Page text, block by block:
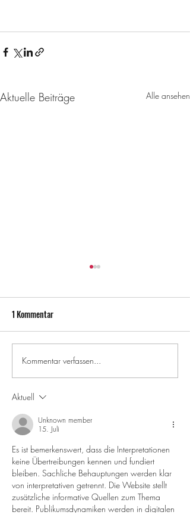
Aktuelle Beiträge Alle ansehen
Pacel Khachab SHRN Part
2025
1 Kommentar
Kommentar verfassen...
Aktuell
Unknown member
15. Juli
Es ist bemerkenswert, dass die Interpretationen
keine Übertreibungen kennen und fundiert
bleiben. Sachliche Behauptungen werden klar
von interpretativen getrennt. Die Website stellt
zusätzliche informative Quellen zum Thema
bereit. Publikumsdynamiken werden in digitalen